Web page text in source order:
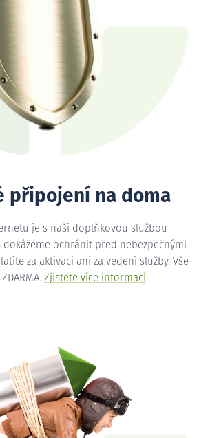
připojení na doma
je s naší doplňkovou službou
dokážeme ochránit před nebezpečnými
za aktivaci ani za vedení služby. Vše
Zjistěte více informací.